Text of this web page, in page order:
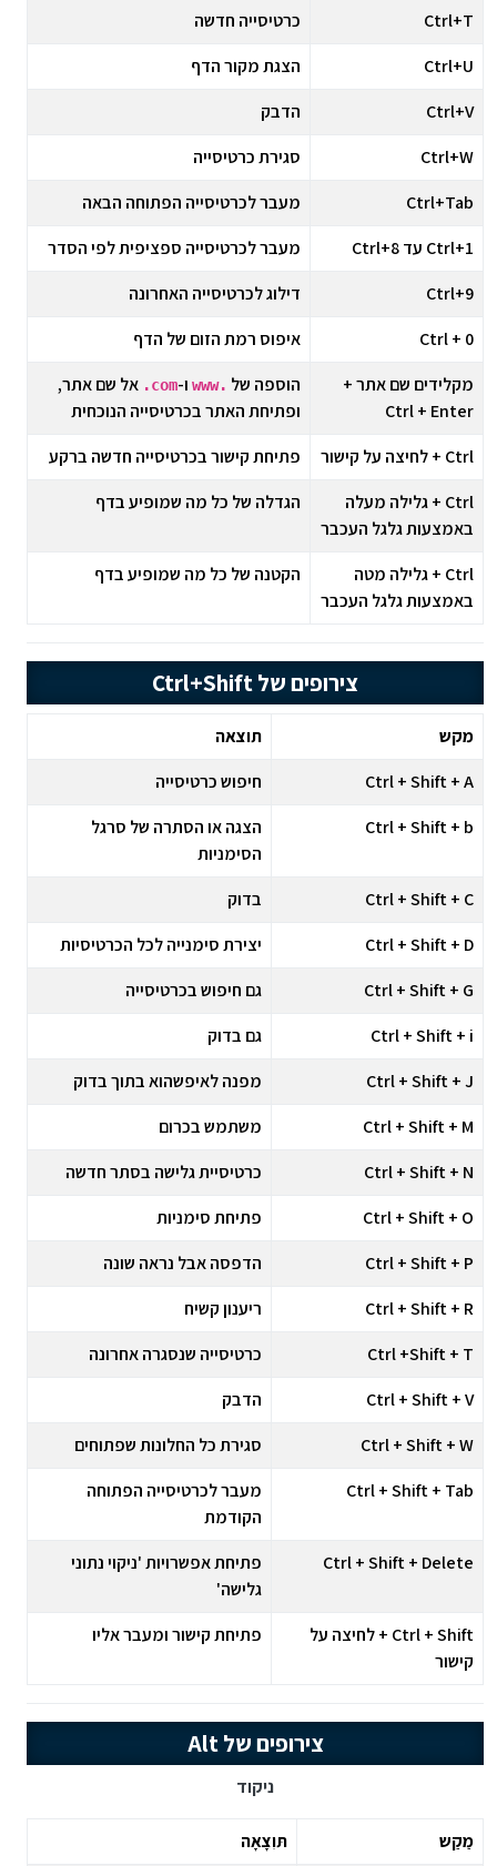
Ctrl+T
כרטיסייה חדשה
Ctrl+U
הצגת מקור הדף
Ctrl+V
הדבק
Ctrl+W
סגירת כרטיסייה
Ctrl+Tab
מעבר לכרטיסייה הפתוחה הבאה
Ctrl+1 עד Ctrl+8
מעבר לכרטיסייה ספציפית לפי הסדר
Ctrl+9
דילוג לכרטיסייה האחרונה
Ctrl + 0
איפוס רמת הזום של הדף
מקלידים שם אתר +
Ctrl + Enter
הוספה של .www ו-com.
אל שם אתר,
ופתיחת האתר בכרטיסייה הנוכחית
Ctrl + לחיצה על קישור
פתיחת קישור בכרטיסייה חדשה ברקע
Ctrl ‏+ גלילה מעלה
באמצעות גלגל העכבר
הגדלה של כל מה שמופיע בדף
Ctrl ‏+ גלילה מטה
באמצעות גלגל העכבר
הקטנה של כל מה שמופיע בדף
צירופים של Ctrl+Shift
מקש
תוצאה
Ctrl + Shift + A
חיפוש כרטיסייה
Ctrl + Shift + b
הצגה או הסתרה של סרגל
הסימניות
Ctrl + Shift + C
בדוק
Ctrl + Shift + D
יצירת סימנייה לכל הכרטיסיות
Ctrl + Shift + G
גם חיפוש בכרטיסייה
Ctrl + Shift + i
גם בדוק
Ctrl + Shift + J
מפנה לאיפשהוא בתוך בדוק
Ctrl + Shift + M
משתמש בכרום
Ctrl + Shift + N
כרטיסיית גלישה בסתר חדשה
Ctrl + Shift + O
פתיחת סימניות
Ctrl + Shift + P
הדפסה אבל נראה שונה
Ctrl + Shift + R
ריענון קשיח
Ctrl +Shift + T
כרטיסייה שנסגרה אחרונה
Ctrl + Shift + V
הדבק
Ctrl + Shift + W
סגירת כל החלונות שפתוחים
Ctrl + Shift + Tab
מעבר לכרטיסייה הפתוחה
הקודמת
Ctrl + Shift + Delete
פתיחת אפשרויות 'ניקוי נתוני
גלישה'
Ctrl + Shift + לחיצה על
קישור
פתיחת קישור ומעבר אליו
צירופים של Alt
ניקוד
מַקַש תּוִצָאָה